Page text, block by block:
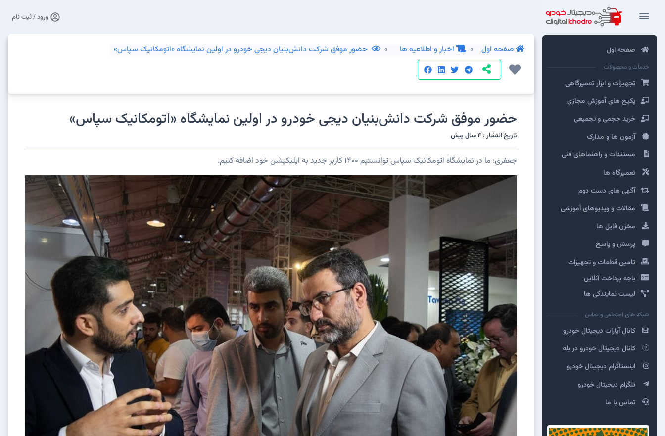
صفحه اول
خدمات و محصولات
تجهیزات و ابزار تعمیرگاهی
پکیج های آموزش مجازی
خرید حجمی و تجمیعی
آزمون ها و مدارک
مستندات و راهنماهای فنی
تعمیرگاه ها
آگهی های دست دوم
مقالات و ویدیوهای آموزشی
مخزن فایل ها
پرسش و پاسخ
تامین قطعات و تجهیزات
باجه پرداخت آنلاین
لیست نمایندگی ها
شبکه های اجتماعی و تماس
کانال آپارات دیجیتال خودرو
کانال دیجیتال خودرو در بله
اینستاگرام دیجیتال خودرو
تلگرام دیجیتال خودرو
تماس با ما
ورود / ثبت نام
صفحه اول اخبار و اطلاعیه ها حضور موفق شرکت دانش‌بنیان دیجی خودرو در اولین نمایشگاه «اتومکانیک سپاس»
حضور موفق شرکت دانش‌بنیان دیجی خودرو در اولین نمایشگاه «اتومکانیک سپاس»
تاریخ انتشار : 4 سال پیش
جعفری: ما در نمایشگاه اتومکانیک سپاس توانستیم ۱۴۰۰ کاربر جدید به اپلیکیشن خود اضافه کنیم.